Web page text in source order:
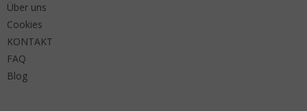
Über uns
Cookies
KONTAKT
FAQ
Blog